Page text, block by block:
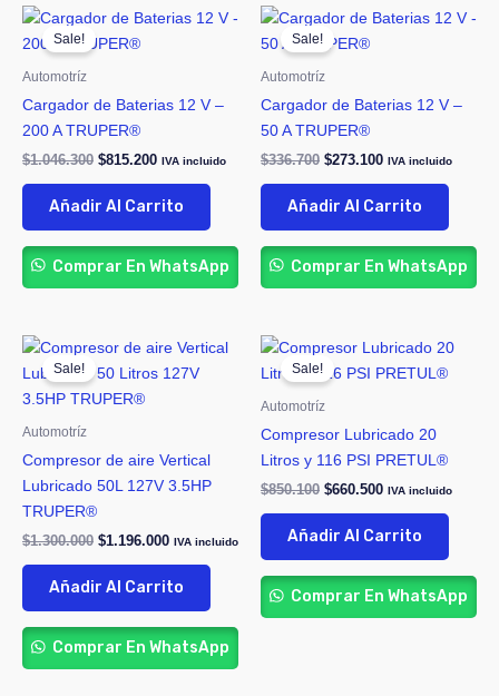
Sale!
Automotríz
Cargador de Baterias 12 V –
200 A TRUPER®
$1.046.300
Original
was:
$815.200
Current
IVA incluido
Añadir Al Carrito
Comprar En WhatsApp
Sale!
Automotríz
Cargador de Baterias 12 V –
50 A TRUPER®
$336.700
Original
was:
$273.100
Current
IVA incluido
Añadir Al Carrito
Comprar En WhatsApp
Sale!
Automotríz
Compresor de aire Vertical
Lubricado 50L 127V 3.5HP
TRUPER®
$1.300.000
Original
was:
$1.300.000.
$1.196.000
Current
is:
IVA incluido
Añadir Al Carrito
Comprar En WhatsApp
Sale!
Automotríz
Compresor Lubricado 20
Litros y 116 PSI PRETUL®
$850.100
Original
was:
$660.500
Current
is:
IVA incluido
Añadir Al Carrito
Comprar En WhatsApp